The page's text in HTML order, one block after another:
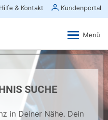
SUCHE
in Deiner Nähe. Dein
Ansehen